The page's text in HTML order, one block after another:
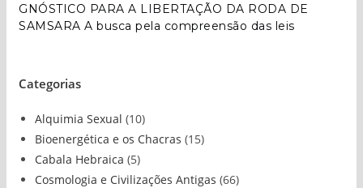
GNÓSTICO PARA A LIBERTAÇÃO DA RODA DE
SAMSARA A busca pela compreensão das leis
Categorias
Alquimia Sexual (10)
Bioenergética e os Chacras (15)
Cabala Hebraica (5)
Cosmologia e Civilizações Antigas (66)